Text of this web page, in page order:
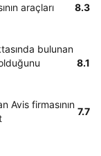
araçları
8.3
bulunan
8.1
Avis firmasının
7.7